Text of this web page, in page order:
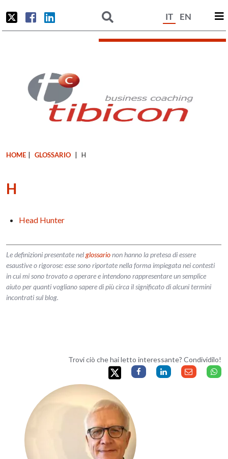
IT EN
HOME GLOSSARIO H
H
Head Hunter
Le definizioni presentate nelglossarionon hanno la pretesa di essere
esaustive o rigorose: esse sono riportate nella forma impiegata nei contesti
in cui mi sono trovato a operare e intendono rappresentare un semplice
aiuto per quanti vogliano sapere di più circa il significato di alcuni termini
incontrati sul blog.
Trovi ciò che hai letto interessante? Condividilo!